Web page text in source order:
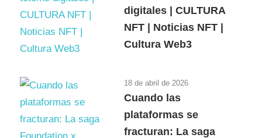
digitales | CULTURA
NFT | Noticias NFT |
Cultura Web3
18 de abril de 2026
Cuando las
plataformas se
fracturan: La saga